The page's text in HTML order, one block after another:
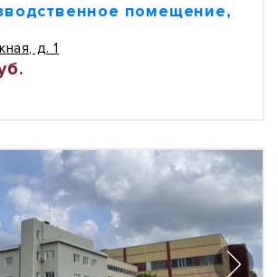
помещение,
д. 1